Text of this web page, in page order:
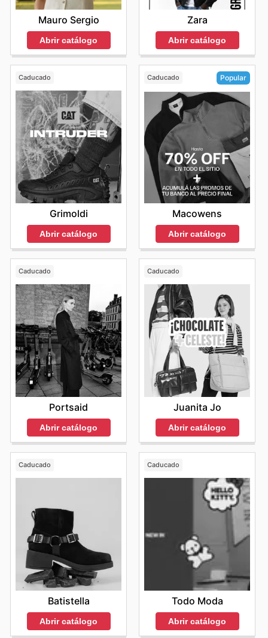
Mauro Sergio
Abrir catálogo
Zara
Abrir catálogo
Caducado
Grimoldi
Abrir catálogo
Caducado Popular
Macowens
Abrir catálogo
Caducado
Portsaid
Abrir catálogo
Caducado
Juanita Jo
Abrir catálogo
Caducado
Batistella
Abrir catálogo
Caducado
Todo Moda
Abrir catálogo